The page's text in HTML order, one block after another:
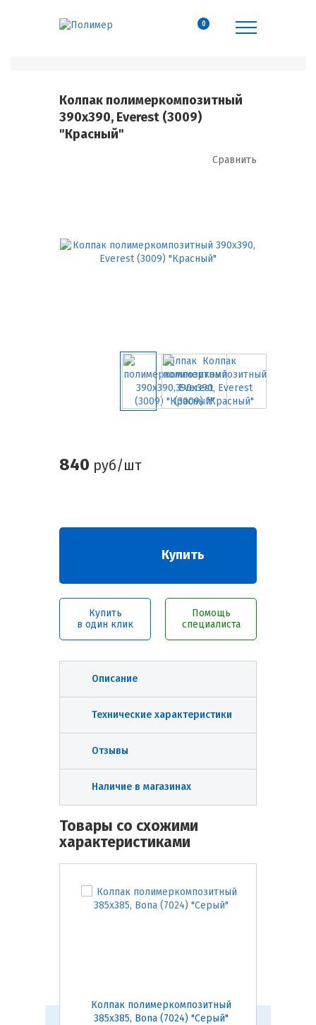
0
Колпак полимеркомпозитный
390х390, Everest (3009)
"Красный"
Сравнить
840 руб/шт
Купить
Купить
в один клик
Помощь
специалиста
Описание
Технические характеристики
Отзывы
Наличие в магазинах
Товары со схожими
характеристиками
Колпак полимеркомпозитный
385х385, Bona (7024) "Серый"